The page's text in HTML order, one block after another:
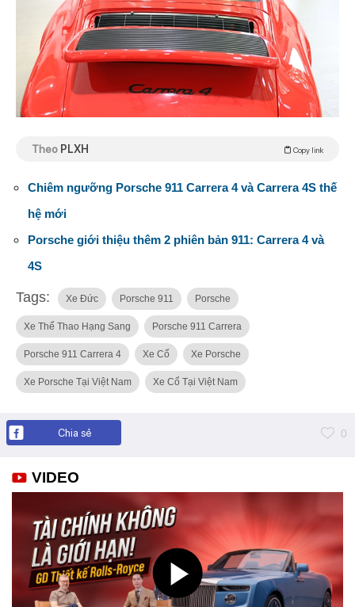
Theo PLXH Copy link
Chiêm ngưỡng Porsche 911 Carrera 4 và Carrera 4S thế
hệ mới
Porsche giới thiệu thêm 2 phiên bản 911: Carrera 4 và
4S
Tags: Xe Đức Porsche 911 Porsche
Xe Thể Thao Hạng Sang Porsche 911 Carrera
Porsche 911 Carrera 4 Xe Cổ Xe Porsche
Xe Porsche Tại Việt Nam Xe Cổ Tại Việt Nam
Chia sẻ 0
VIDEO